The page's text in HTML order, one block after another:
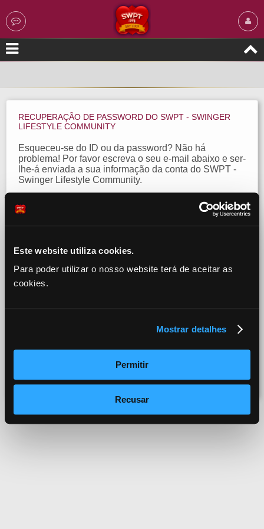
Este website utiliza cookies.
Para poder utilizar o nosso website terá de aceitar as
cookies.
Mostrar detalhes
Permitir
Recusar
RECUPERAÇÃO DE PASSWORD DO SWPT - SWINGER
LIFESTYLE COMMUNITY
Esqueceu-se do ID ou da password? Não há
problema! Por favor escreva o seu e-mail abaixo e ser-
lhe-á enviada a sua informação da conta do SWPT -
Swinger Lifestyle Community.
Na eventualidade de não receber a sua nova
password no seu email, ou de outras dificuldades na
* O Meu Email